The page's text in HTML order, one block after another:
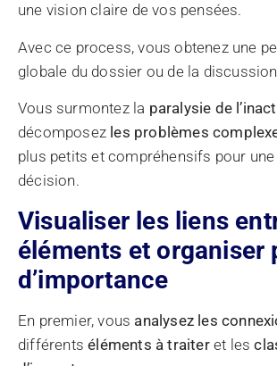
une vision claire de vos pensées.
Avec ce process, vous obtenez une
globale du dossier ou de la
Vous surmontez la paralysie de
décomposez les problèmes
plus petits et compréhensifs pour
décision.
Visualiser les liens
éléments et organiser
d’importance
En premier, vous analysez les
différents éléments à traiteret les